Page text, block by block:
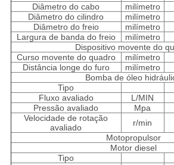
Diâmetro do cabo
milímetro
Diâmetro do cilindro
milímetro
Diâmetro do freio
milímetro
Largura de banda do freio
milímetro
Dispositivo movente do
Curso movente do quadro
milímetro
Distância longe do furo
milímetro
Bomba de óleo
Tipo
Fluxo avaliado
L/MIN
Pressão avaliado
Mpa
Velocidade de rotação
avaliado
r/min
Motopropulsor
Motor diesel
Tipo